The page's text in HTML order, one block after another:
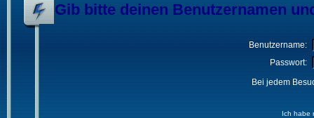
Gib bitte deinen Benutzernamen
Benutzername:
Passwort:
Bei jedem
Ich habe